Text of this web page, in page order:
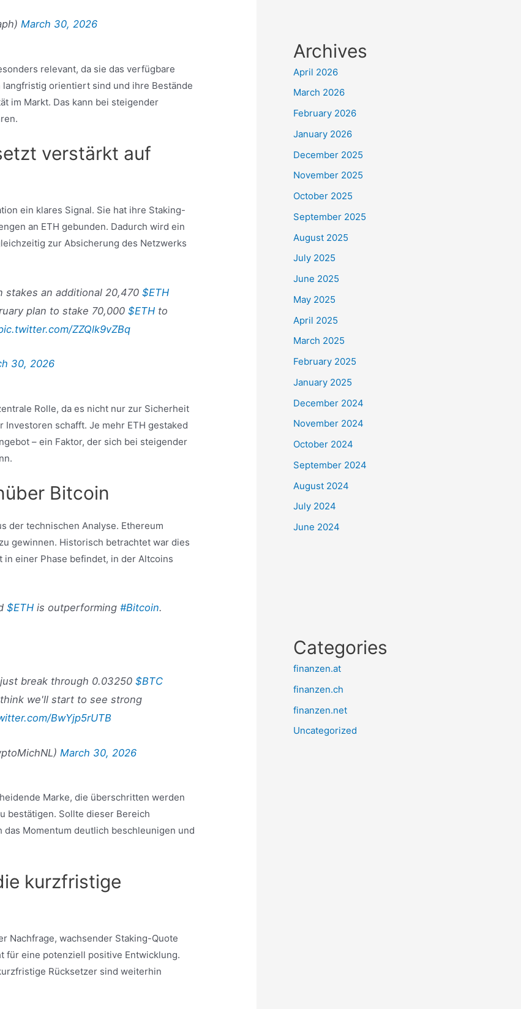
March 30, 2026
relevant, da sie das verfügbare
orientiert sind und ihre Bestände
im Markt. Das kann bei steigender
verstärkt auf
ein klares Signal. Sie hat ihre Staking-
an ETH gebunden. Dadurch wird ein
zur Absicherung des Netzwerks
stakes an additional 20,470$ETH
plan to stake 70,000$ETH to
ZZQlk9vZBq
30, 2026
Rolle, da es nicht nur zur Sicherheit
schafft. Je mehr ETH gestaked
– ein Faktor, der sich bei steigender
Bitcoin
der technischen Analyse. Ethereum
gewinnen. Historisch betrachtet war dies
in einer Phase befindet, in der Altcoins
$ETH is outperforming#Bitcoin.
break through 0.03250$BTC
we'll start to see strong
BwYjp5rUTB
March 30, 2026
Marke, die überschritten werden
bestätigen. Sollte dieser Bereich
Momentum deutlich beschleunigen und
kurzfristige
Nachfrage, wachsender Staking-Quote
für eine potenziell positive Entwicklung.
Rücksetzer sind weiterhin
Archives
April 2026
March 2026
February 2026
January 2026
December 2025
November 2025
October 2025
September 2025
August 2025
July 2025
June 2025
May 2025
April 2025
March 2025
February 2025
January 2025
December 2024
November 2024
October 2024
September 2024
August 2024
July 2024
June 2024
Categories
finanzen.at
finanzen.ch
finanzen.net
Uncategorized